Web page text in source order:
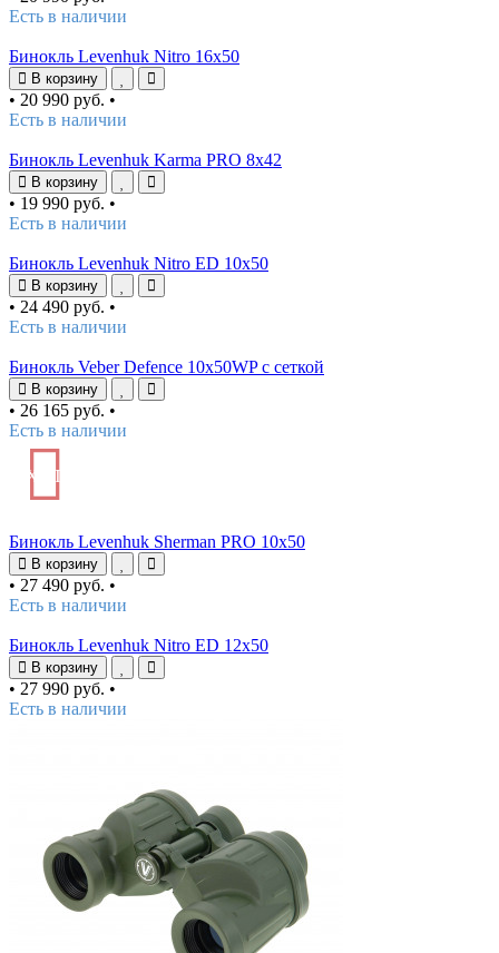
Есть в наличии
Бинокль Levenhuk Nitro 16x50
В корзину
• 20 990 руб. •
Есть в наличии
Бинокль Levenhuk Karma PRO 8x42
В корзину
• 19 990 руб. •
Есть в наличии
Бинокль Levenhuk Nitro ED 10x50
В корзину
• 24 490 руб. •
Есть в наличии
Бинокль Veber Defence 10x50WP с сеткой
В корзину
• 26 165 руб. •
Есть в наличии
ХИТ
Бинокль Levenhuk Sherman PRO 10x50
В корзину
• 27 490 руб. •
Есть в наличии
Бинокль Levenhuk Nitro ED 12x50
В корзину
• 27 990 руб. •
Есть в наличии